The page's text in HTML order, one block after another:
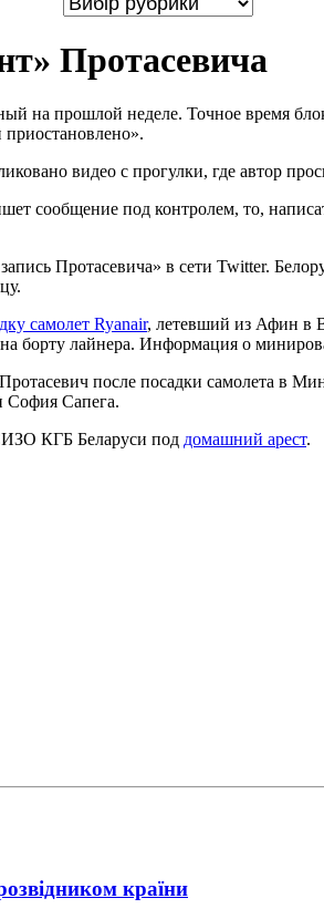
Протасевича
на прошлой неделе. Точное время
приостановлено».
видео с прогулки, где автор
сообщение под контролем, то,
Протасевича» в сети Twitter.
самолет Ryanair, летевший из Афин в
борту лайнера. Информация о
после посадки самолета в
София Сапега.
КГБ Беларуси под домашний арест.
країни